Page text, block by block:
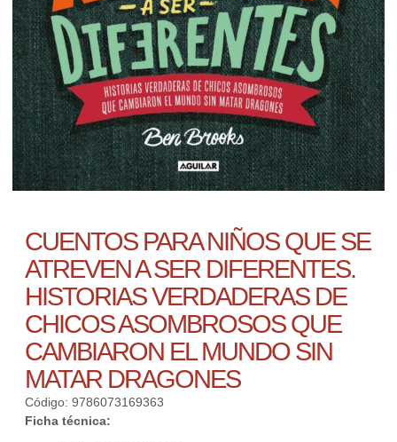
CUENTOS PARA NIÑOS QUE SE
ATREVEN A SER DIFERENTES.
HISTORIAS VERDADERAS DE
CHICOS ASOMBROSOS QUE
CAMBIARON EL MUNDO SIN
MATAR DRAGONES
Código: 9786073169363
Ficha técnica: